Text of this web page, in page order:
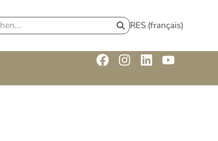
RES (français)